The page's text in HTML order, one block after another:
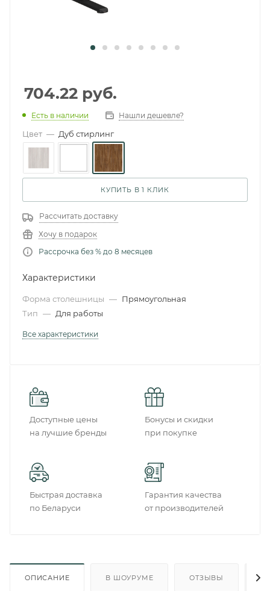
704.22 руб.
Есть в наличии Нашли дешевле?
Цвет — Дуб стирлинг
КУПИТЬ В 1 КЛИК
Рассчитать доставку
Хочу в подарок
Рассрочка без % до 8 месяцев
Характеристики
Форма столешницы — Прямоугольная
Тип — Для работы
Все характеристики
Доступные цены
на лучшие бренды
Бонусы и скидки
при покупке
Быстрая доставка
по Беларуси
Гарантия качества
от производителей
ОПИСАНИЕ В ШОУРУМЕ ОТЗЫВЫ